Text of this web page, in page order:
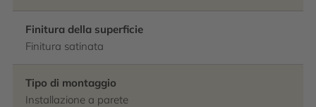
Finitura della superficie
Finitura satinata
Tipo di montaggio
Installazione a parete